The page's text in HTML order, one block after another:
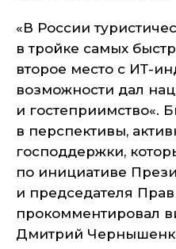
«В России
в тройке самых
второе место с ИТ-
возможности дал
и гостеприимство«.
в перспективы,
господдержки,
по инициативе
и председателя
прокомментировал
Дмитрий